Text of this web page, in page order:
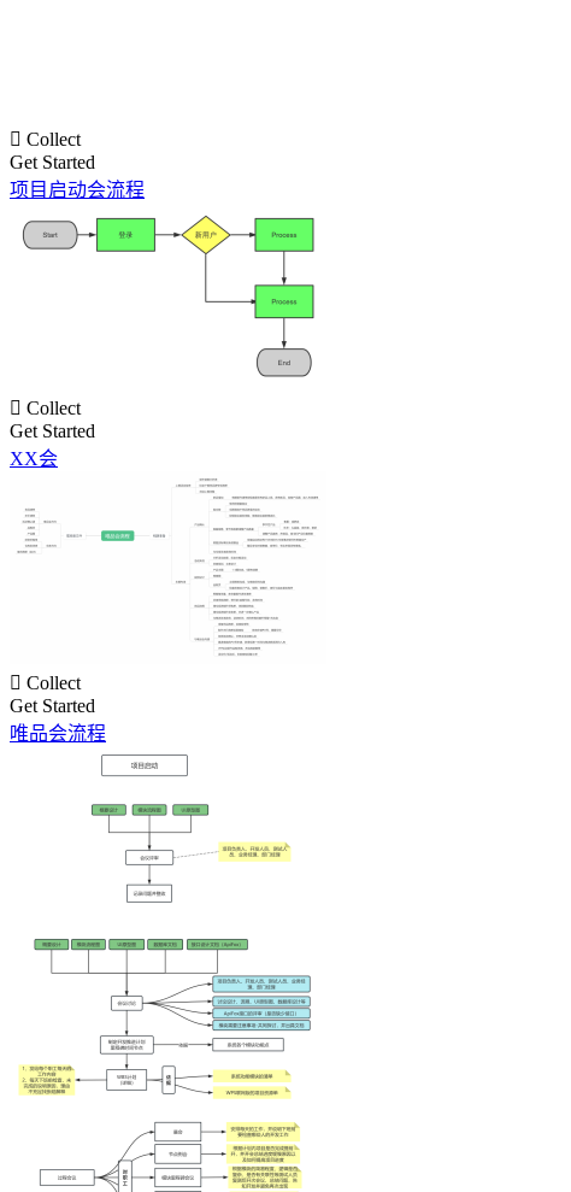
 Collect
Get Started
项目启动会流程
 Collect
Get Started
XX会
 Collect
Get Started
唯品会流程